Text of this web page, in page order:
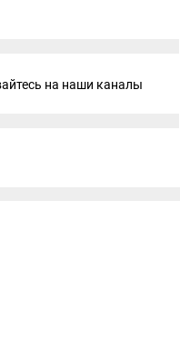
на наши каналы